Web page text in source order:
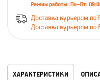
Режим работы: Пн–Пт:
Доставка курьером по
Доставка курьером по
ХАРАКТЕРИСТИКИ